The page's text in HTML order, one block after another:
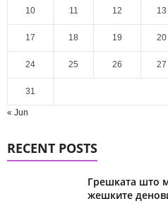
10 11 12 13
17 18 19 20
24 25 26 27
31
« Jun
RECENT POSTS
Грешката што
жешките